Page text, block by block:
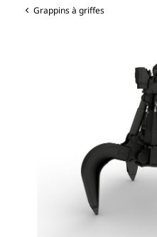
Grappins à griffes